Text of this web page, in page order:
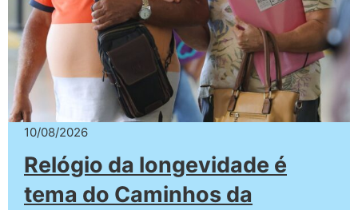
10/08/2026
Relógio da longevidade é
tema do Caminhos da